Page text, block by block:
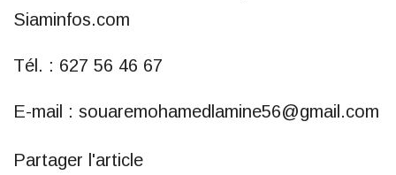
Siaminfos.com
Tél. : 627 56 46 67
E-mail : souaremohamedlamine56@gmail.com
Partager l'article